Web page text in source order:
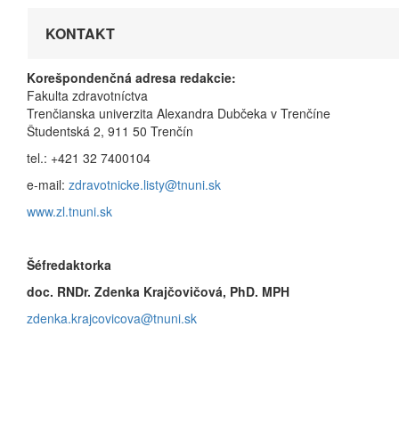
KONTAKT
Korešpondenčná adresa redakcie:
Fakulta zdravotníctva
Trenčianska univerzita Alexandra Dubčeka v Trenčíne
Študentská 2, 911 50 Trenčín
tel.: +421 32 7400104
e-mail: zdravotnicke.listy@tnuni.sk
www.zl.tnuni.sk
Šéfredaktorka
doc. RNDr. Zdenka Krajčovičová, PhD. MPH
zdenka.krajcovicova@tnuni.sk